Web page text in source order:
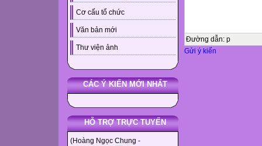
Cơ cấu tổ chức
Văn bản mới
Thư viện ảnh
CÁC Ý KIẾN MỚI NHẤT
HỖ TRỢ TRỰC TUYẾN
(Hoàng Ngọc Chung -
Đường dẫn: p
Gửi ý kiến